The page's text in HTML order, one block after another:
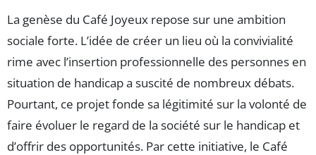
La genèse du Café Joyeux repose sur une ambition
sociale forte. L’idée de créer un lieu où la convivialité
rime avec l’insertion professionnelle des personnes en
situation de handicap a suscité de nombreux débats.
Pourtant, ce projet fonde sa légitimité sur la volonté de
faire évoluer le regard de la société sur le handicap et
d’offrir des opportunités. Par cette initiative, le Café